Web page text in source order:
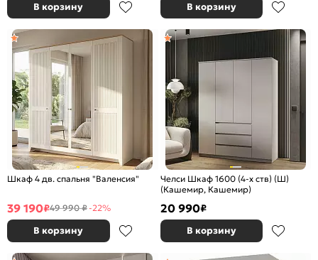
В корзину В корзину
Шкаф 4 дв. спальня "Валенсия"
39 190₽49 990 ₽-22%
В корзину
Челси Шкаф 1600 (4-х ств) (Ш)
(Кашемир, Кашемир)
20 990₽
В корзину